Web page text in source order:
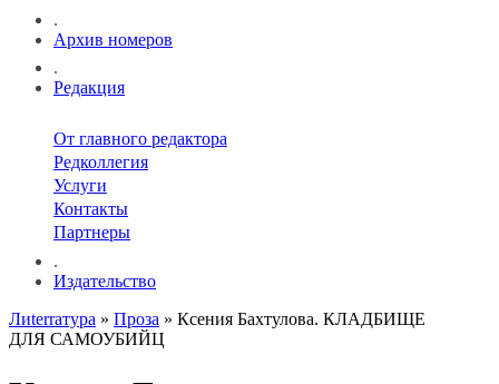
.
Архив номеров
.
Редакция
От главного редактора
Редколлегия
Услуги
Контакты
Партнеры
.
Издательство
Лиterraтура » Проза » Ксения Бахтулова. КЛАДБИЩЕ
ДЛЯ САМОУБИЙЦ